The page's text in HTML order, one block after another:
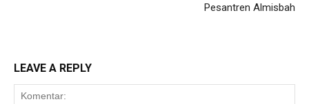
Pesantren Almisbah
LEAVE A REPLY